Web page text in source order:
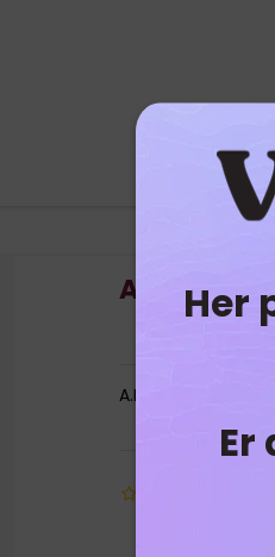
Her
Er
A. H. Riise
A.H. Riise